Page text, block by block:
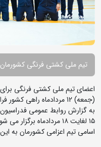
تیم ملی کشتی فرنگی
(جمعه) 12 مردادماه راهی کشور فرانسه شدند.
به گزارش روابط عمومی
۱۵ لغایت ۱۸ مردادماه برگزار می شود.
اسامی تیم اعزامی کشورمان به